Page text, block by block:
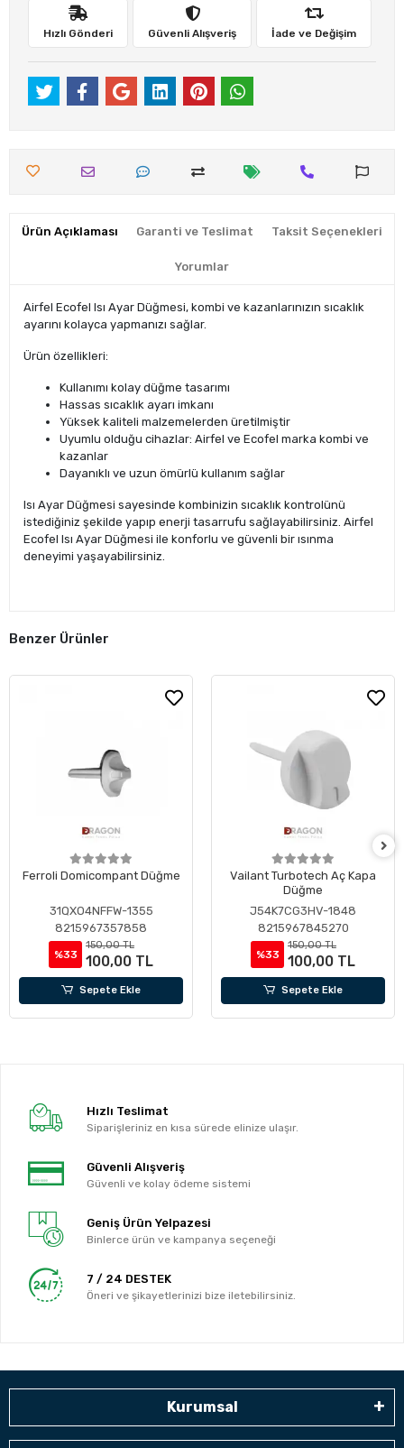
Hızlı Gönderi Güvenli Alışveriş İade ve Değişim
Ürün Açıklaması Garanti ve Teslimat Taksit Seçenekleri
Yorumlar
Airfel Ecofel Isı Ayar Düğmesi, kombi ve kazanlarınızın sıcaklık
ayarını kolayca yapmanızı sağlar.
Ürün özellikleri:
Kullanımı kolay düğme tasarımı
Hassas sıcaklık ayarı imkanı
Yüksek kaliteli malzemelerden üretilmiştir
Uyumlu olduğu cihazlar: Airfel ve Ecofel marka kombi ve
kazanlar
Dayanıklı ve uzun ömürlü kullanım sağlar
Isı Ayar Düğmesi sayesinde kombinizin sıcaklık kontrolünü
istediğiniz şekilde yapıp enerji tasarrufu sağlayabilirsiniz. Airfel
Ecofel Isı Ayar Düğmesi ile konforlu ve güvenli bir ısınma
deneyimi yaşayabilirsiniz.
Benzer Ürünler
Ferroli Domicompant Düğme
31QXO4NFFW-1355
8215967357858
%33
150,00 TL
100,00 TL
Sepete Ekle
Vailant Turbotech Aç Kapa
Düğme
J54K7CG3HV-1848
8215967845270
%33
150,00 TL
100,00 TL
Sepete Ekle
Hızlı Teslimat
Siparişleriniz en kısa sürede elinize ulaşır.
Güvenli Alışveriş
Güvenli ve kolay ödeme sistemi
Geniş Ürün Yelpazesi
Binlerce ürün ve kampanya seçeneği
7 / 24 DESTEK
Öneri ve şikayetlerinizi bize iletebilirsiniz.
Kurumsal